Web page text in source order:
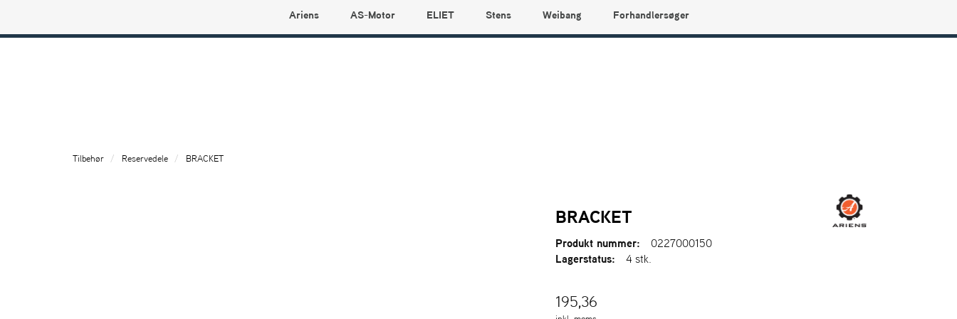
Ariens AS-Motor ELIET Stens Weibang Forhandlersøger
Tilbehør Reservedele BRACKET
BRACKET
Produkt nummer:
0227000150
Lagerstatus:
4 stk.
195,36